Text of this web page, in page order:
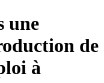
une
de
à